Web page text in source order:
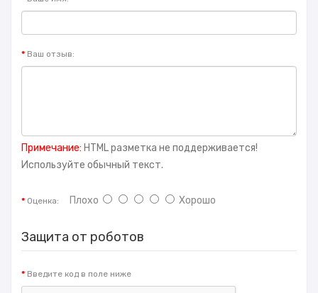
Ваш отзыв:
Примечание: HTML разметка не поддерживается!
Используйте обычный текст.
Оценка: Плохо Хорошо
Защита от роботов
Введите код в поле ниже